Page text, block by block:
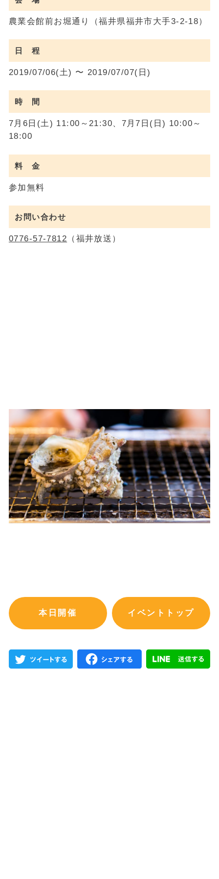
農業会館前お堀通り（福井県福井市大手3-2-18）
日 程
2019/07/06(土) 〜 2019/07/07(日)
時 間
7月6日(土) 11:00～21:30、7月7日(日) 10:00～
18:00
料 金
参加無料
お問い合わせ
0776-57-7812 （福井放送）
本日開催 イベントトップ